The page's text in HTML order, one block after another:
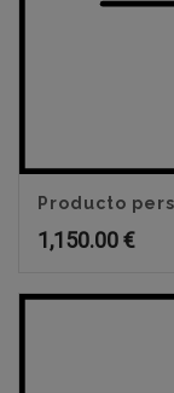
Producto
1,150.00€